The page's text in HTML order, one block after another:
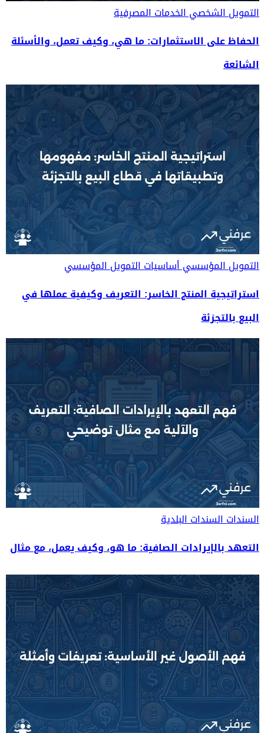
التمويل الشخصيالخدمات المصرفية
الحفاظ على الاستثمارات: ما هي، وكيف تعمل، والأسئلة
الشائعة
التمويل المؤسسيأساسيات التمويل المؤسسي
استراتيجية المنتج الخاسر: التعريف وكيفية عملها في
البيع بالتجزئة
السنداتالسندات البلدية
التعهد بالإيرادات الصافية: ما هو، وكيف يعمل، مع مثال